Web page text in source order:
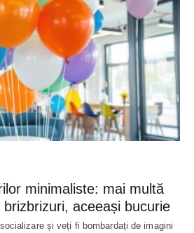
minimaliste: mai multă
aceeași bucurie
și veți fi bombardați de imagini